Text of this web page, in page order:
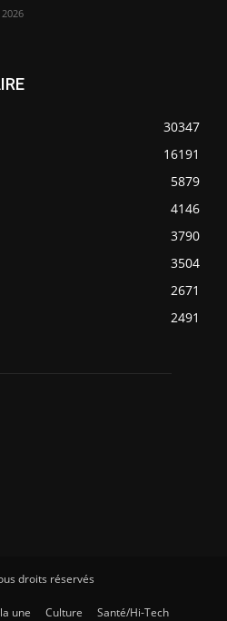
30347
16191
5879
4146
3790
3504
2671
2491
droits réservés
une Culture Santé/Hi-Tech